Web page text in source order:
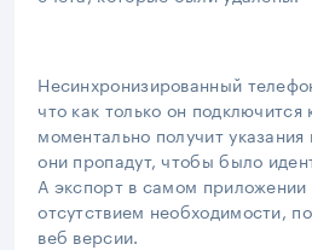
Несинхронизированный
что как только он подключится
моментально получит
они пропадут, чтобы было
А экспорт в самом
отсутствием необходимости,
веб версии.